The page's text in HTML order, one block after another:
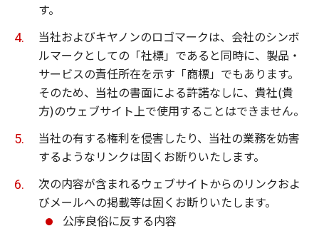
す。
当社およびキヤノンのロゴマークは、会社のシンボ
ルマークとしての「社標」であると同時に、製品・
サービスの責任所在を示す「商標」でもあります。
そのため、当社の書面による許諾なしに、貴社(貴
方)のウェブサイト上で使用することはできません。
当社の有する権利を侵害したり、当社の業務を妨害
するようなリンクは固くお断りいたします。
次の内容が含まれるウェブサイトからのリンクおよ
びメールへの掲載等は固くお断りいたします。
公序良俗に反する内容